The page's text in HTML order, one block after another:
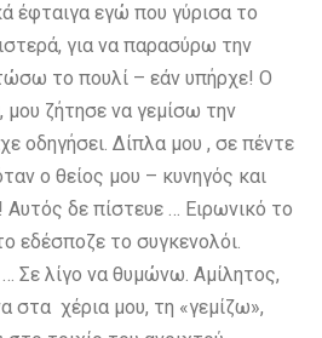
έφταιγα εγώ που γύρισα το
για να παρασύρω την
το πουλί – εάν υπήρχε! Ο
ζήτησε να γεμίσω την
οδηγήσει. Δίπλα μου , σε πέντε
ο θείος μου – κυνηγός και
Αυτός δε πίστευε … Ειρωνικό το
εδέσποζε το συγκενολόι.
Σε λίγο να θυμώνω. Αμίλητος,
στα χέρια μου, τη «γεμίζω»,